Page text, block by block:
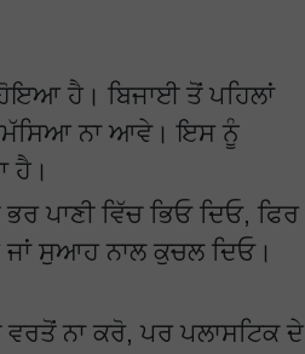
ਹੈ। ਬਿਜਾਈ ਤੋਂ ਪਹਿਲਾਂ
ਨਾ ਆਵੇ। ਇਸ ਨੂੰ
ਹੈ।
ਪਾਣੀ ਵਿੱਚ ਭਿਓ ਦਿਓ, ਫਿਰ
ਸੁਆਹ ਨਾਲ ਕੁਚਲ ਦਿਓ।
ਨਾ ਕਰੋ, ਪਰ ਪਲਾਸਟਿਕ ਦੇ